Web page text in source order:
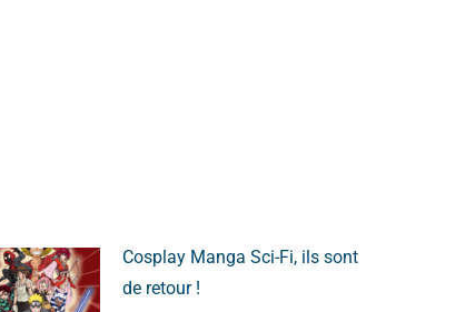
Cosplay Manga Sci-Fi, ils sont
de retour !